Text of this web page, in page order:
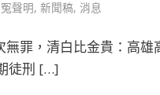
聲明, 新聞稿, 消息
無罪，清白比金貴：高
徒刑 […]